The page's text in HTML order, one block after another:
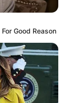
Good Reason